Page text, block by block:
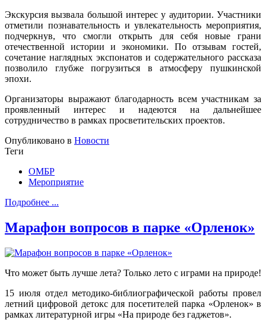
Экскурсия вызвала большой интерес у аудитории. Участники
отметили познавательность и увлекательность мероприятия,
подчеркнув, что смогли открыть для себя новые грани
отечественной истории и экономики. По отзывам гостей,
сочетание наглядных экспонатов и содержательного рассказа
позволило глубже погрузиться в атмосферу пушкинской
эпохи.
Организаторы выражают благодарность всем участникам за
проявленный интерес и надеются на дальнейшее
сотрудничество в рамках просветительских проектов.
Опубликовано в Новости
Теги
ОМБР
Мероприятие
Подробнее ...
Марафон вопросов в парке «Орленок»
Что может быть лучше лета? Только лето с играми на природе!
15 июля отдел методико-библиографической работы провел
летний цифровой детокс для посетителей парка «Орленок» в
рамках литературной игры «На природе без гаджетов».